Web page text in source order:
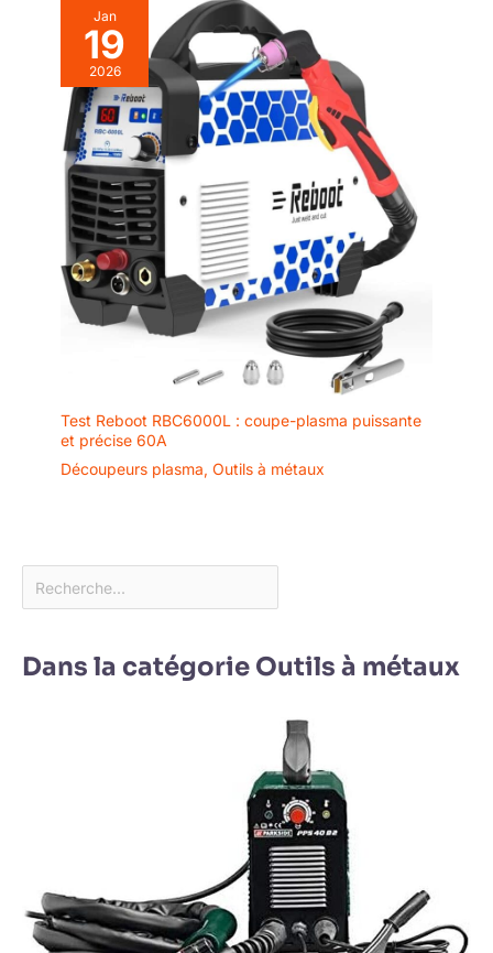
Jan
19
2026
Test Reboot RBC6000L : coupe-plasma puissante
et précise 60A
Découpeurs plasma, Outils à métaux
Dans la catégorie Outils à métaux